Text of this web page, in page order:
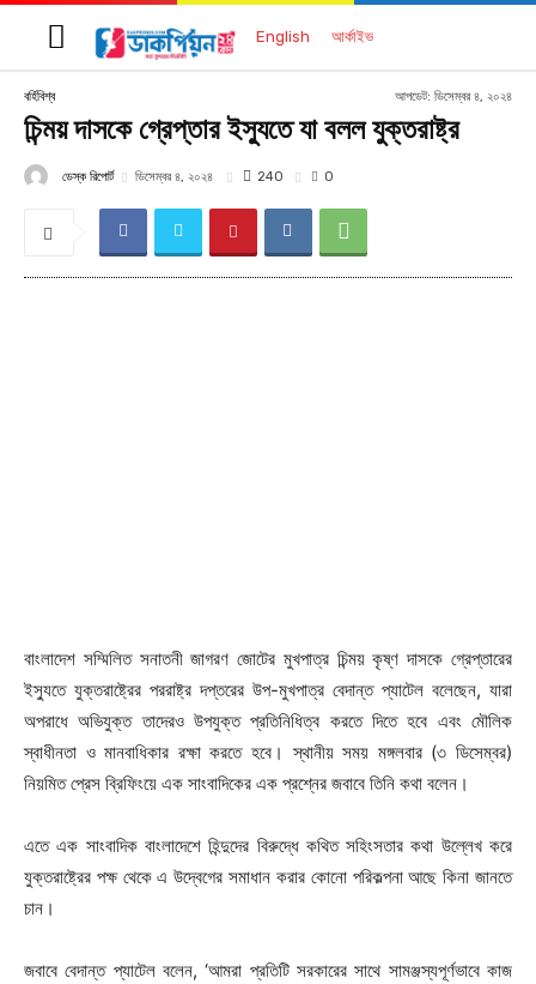
English আর্কাইভ
বর্হিবিশ্ব আপডেট: ডিসেম্বর ৪, ২০২৪
চিন্ময় দাসকে গ্রেপ্তার ইস্যুতে যা বলল যুক্তরাষ্ট্র
ডেস্ক রিপোর্ট ডিসেম্বর ৪, ২০২৪ 240 0
বাংলাদেশ সম্মিলিত সনাতনী জাগরণ জোটের মুখপাত্র চিন্ময় কৃষ্ণ দাসকে গ্রেপ্তারের
ইস্যুতে যুক্তরাষ্ট্রের পররাষ্ট্র দপ্তরের উপ-মুখপাত্র বেদান্ত প্যাটেল বলেছেন, যারা
অপরাধে অভিযুক্ত তাদেরও উপযুক্ত প্রতিনিধিত্ব করতে দিতে হবে এবং মৌলিক
স্বাধীনতা ও মানবাধিকার রক্ষা করতে হবে। স্থানীয় সময় মঙ্গলবার (৩ ডিসেম্বর)
নিয়মিত প্রেস ব্রিফিংয়ে এক সাংবাদিকের এক প্রশ্নের জবাবে তিনি কথা বলেন।
এতে এক সাংবাদিক বাংলাদেশে হিন্দুদের বিরুদ্ধে কথিত সহিংসতার কথা উল্লেখ করে
যুক্তরাষ্ট্রের পক্ষ থেকে এ উদ্বেগের সমাধান করার কোনো পরিকল্পনা আছে কিনা জানতে
চান।
জবাবে বেদান্ত প্যাটেল বলেন, ‘আমরা প্রতিটি সরকারের সাথে সামঞ্জস্যপূর্ণভাবে কাজ